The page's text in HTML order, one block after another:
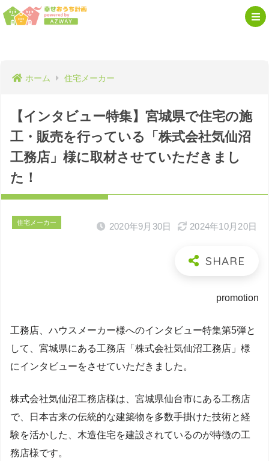
ホーム 住宅メーカー
【インタビュー特集】宮城県で住宅の施
工・販売を行っている「株式会社気仙沼
工務店」様に取材させていただきまし
た！
住宅メーカー 2020年9月30日 2024年10月20日
promotion
工務店、ハウスメーカー様へのインタビュー特集第5弾と
して、宮城県にある工務店「株式会社気仙沼工務店」様
にインタビューをさせていただきました。
株式会社気仙沼工務店様は、宮城県仙台市にある工務店
で、日本古来の伝統的な建築物を多数手掛けた技術と経
験を活かした、木造住宅を建設されているのが特徴の工
務店様です。